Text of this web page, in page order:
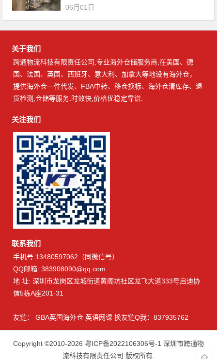
06月01日
关于我们
跨通物流科技有限责任公司,专业海外仓储服务商,在美国、德
国、法国、英国、西班牙、意大利、加拿大等地设有海外仓，
提供海外仓一件代发、FBA中转、移仓换标、海外仓清库存、退
货检测,仓储等服务.时效快,价格优稳定靠谱.
关注我们
联系我们
手机号:13480597062（同微信号）
QQ邮箱: 383908090@qq.com
地 址: 深圳市龙岗区龙城街道黄阁坑社区龙飞大道333号启迪协
信5栋A座201-31
友链：GBA英国海外仓 英语网课 换友链Q我：837935762
Copyright ©2010-2026 粤ICP备2022106306号-1 深圳市跨通物
流科技有限责任公司 版权所有.